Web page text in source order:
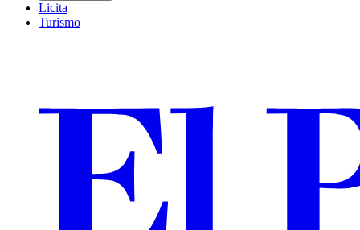
Licita
Turismo